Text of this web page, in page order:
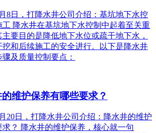
8日，打降水井公司介绍：基坑地下水控
工 降水井在基坑地下水控制中起着至关重
要目的是降低地下水位或疏干地下水，
挖和后续施工的安全进行。以下是降水井
及质量控制要点：
维护保养有哪些要求？
20日，打降水井公司介绍：降水井的维护
？ 降水井的维护保养，核心就一句